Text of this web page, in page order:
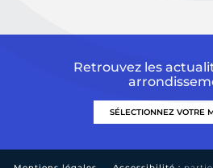
Retrouvez les